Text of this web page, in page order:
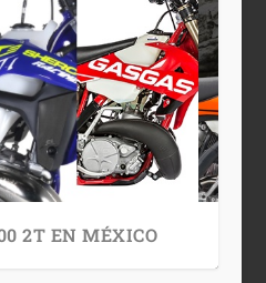
2T EN MÉXICO